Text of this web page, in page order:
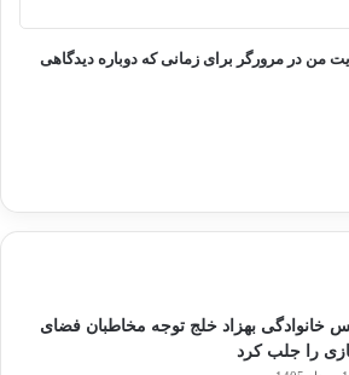
من در مرورگر برای زمانی که دوباره دیدگاهی
خانوادگی بهزاد خلج توجه مخاطبان فضای
را جلب کرد